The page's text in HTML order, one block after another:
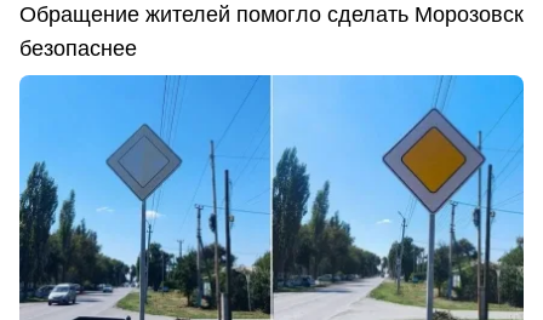
Обращение жителей помогло сделать Морозовск
безопаснее